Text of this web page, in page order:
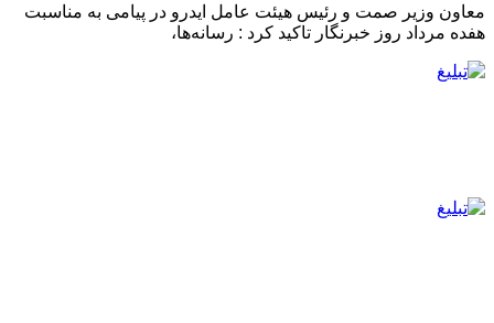
معاون وزیر صمت و رئیس هیئت عامل ایدرو در پیامی به مناسبت
هفده مرداد روز خبرنگار تاکید کرد : رسانه‌ها،